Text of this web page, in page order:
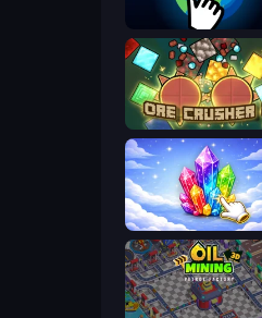
Planet Clicker 2
OreCrusher 2
Crystalia Idle Clicker